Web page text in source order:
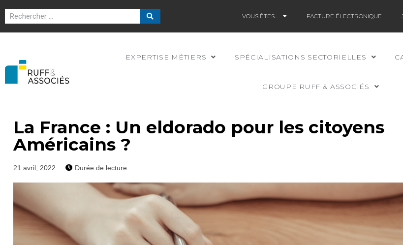
VOUS ÊTES… FACTURE ÉLECTRONIQUE
EXPERTISE MÉTIERS SPÉCIALISATIONS SECTORIELLES
GROUPE RUFF & ASSOCIÉS
La France : Un eldorado pour les citoyens
Américains ?
21 avril, 2022 Durée de lecture